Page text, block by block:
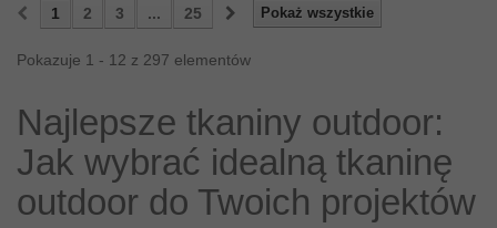
Pokaż wszystkie
1 2 3 ... 25
Pokazuje 1 - 12 z 297 elementów
Najlepsze tkaniny outdoor:
Jak wybrać idealną tkaninę
outdoor do Twoich projektów